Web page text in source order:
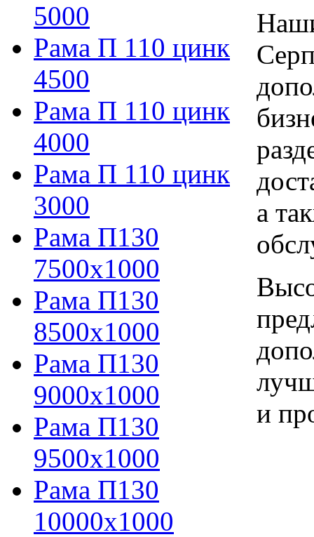
5000
Рама П 110 цинк
4500
Рама П 110 цинк
4000
Рама П 110 цинк
3000
Рама П130
7500х1000
Рама П130
8500х1000
Рама П130
9000х1000
Рама П130
9500х1000
Рама П130
10000х1000
а
и